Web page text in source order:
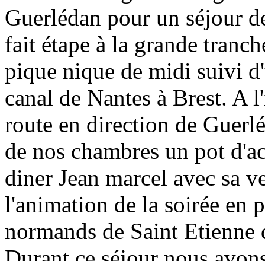
Guerlédan pour un séjour
fait étape à la grande
pique nique de midi suivi
canal de Nantes à Brest. A
route en direction de
de nos chambres un pot
diner Jean marcel avec sa
l'animation de la soirée en
normands de Saint